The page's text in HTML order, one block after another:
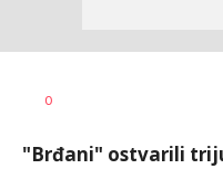
AUTOR
0
"Brđani" ostvarili